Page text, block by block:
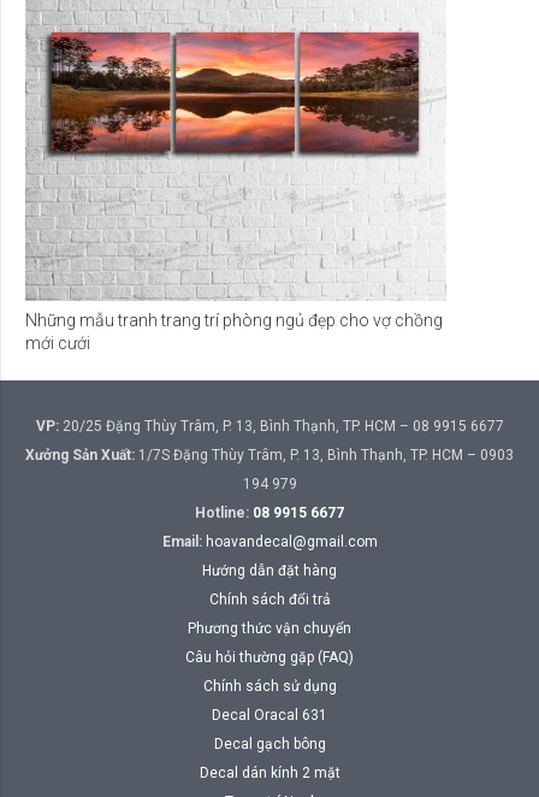
Những mẫu tranh trang trí phòng ngủ đẹp cho vợ chồng
mới cưới
VP:20/25 Đặng Thùy Trâm, P. 13, Bình Thạnh, TP. HCM – 08 9915 6677
Xưởng Sản Xuất: 1/7S Đặng Thùy Trâm, P. 13, Bình Thạnh, TP. HCM – 0903
194 979
Hotline: 08 9915 6677
Email: hoavandecal@gmail.com
Hướng dẫn đặt hàng
Chính sách đổi trả
Phương thức vận chuyển
Câu hỏi thường gặp (FAQ)
Chính sách sử dụng
Decal Oracal 631
Decal gạch bông
Decal dán kính 2 mặt